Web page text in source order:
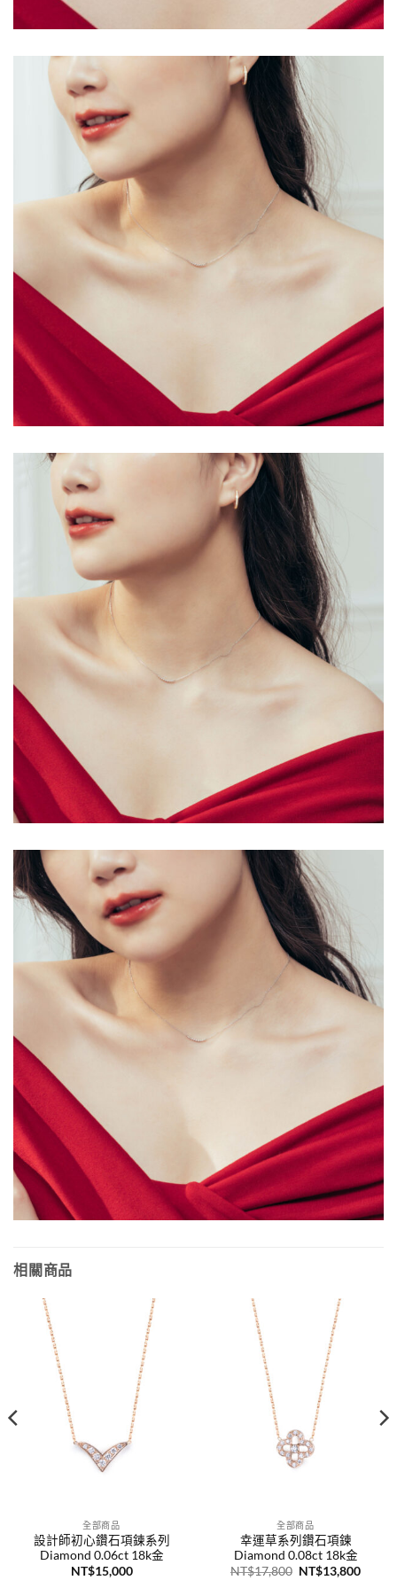
相關商品
全部商品
設計師初心鑽石項鍊系列
Diamond 0.06ct 18k金
NT$15,000
全部商品
幸運草系列鑽石項鍊
Diamond 0.08ct 18k金
NT$17,800 原
NT$13,800目